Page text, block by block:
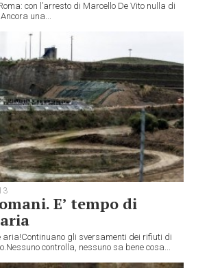
con l’arresto di Marcello De Vito nulla di
una...
E’ tempo di
aria!Continuano gli sversamenti dei rifiuti di
controlla, nessuno sa bene cosa...